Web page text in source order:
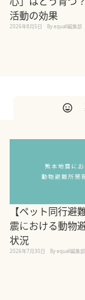
活動の効果
2026年8月5日 By equall編集部
【ペット同行避
震における動物
状況
2026年7月30日 By equall編集部